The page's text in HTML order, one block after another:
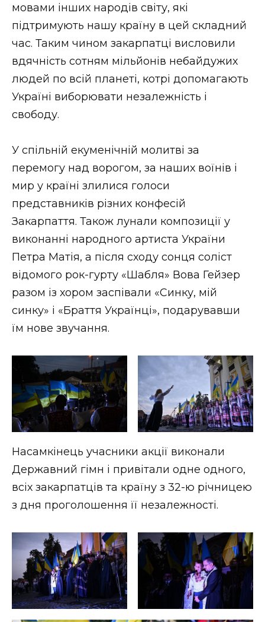
мовами інших народів світу, які
підтримують нашу країну в цей складний
час. Таким чином закарпатці висловили
вдячність сотням мільйонів небайдужих
людей по всій планеті, котрі допомагають
Україні виборювати незалежність і
свободу.
У спільній екуменічній молитві за
перемогу над ворогом, за наших воїнів і
мир у країні злилися голоси
представників різних конфесій
Закарпаття. Також лунали композиції у
виконанні народного артиста України
Петра Матія, а після сходу сонця соліст
відомого рок-гурту «Шабля» Вова Гейзер
разом із хором заспівали «Синку, мій
синку» і «Браття Українці», подарувавши
їм нове звучання.
Насамкінець учасники акції виконали
Державний гімн і привітали одне одного,
всіх закарпатців та країну з 32-ю річницею
з дня проголошення її незалежності.